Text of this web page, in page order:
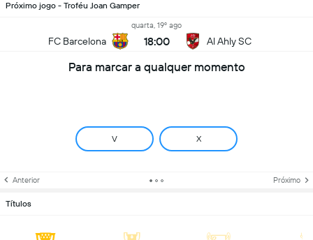
Próximo jogo - Troféu Joan Gamper
FC Barcelona
quarta, 19º ago
18:00 Al Ahly SC
Para marcar a qualquer momento
V X
Anterior Próximo
Títulos